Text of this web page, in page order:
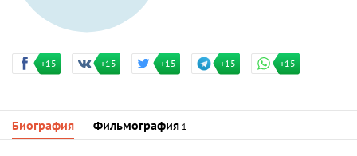
+15 +15 +15 +15 +15
Биография Фильмография 1